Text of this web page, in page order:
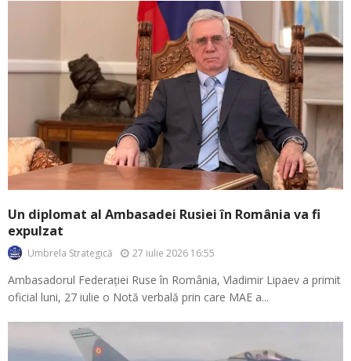
Un diplomat al Ambasadei Rusiei în România va fi
expulzat
Umbrela Strategică 27 iulie 2026 16:55
Ambasadorul Federației Ruse în România, Vladimir Lipaev a primit
oficial luni, 27 iulie o Notă verbală prin care MAE a...